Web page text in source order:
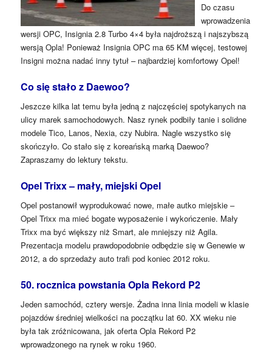
Do czasu
wprowadzenia
wersji OPC, Insignia 2.8 Turbo 4×4 była najdroższą i najszybszą
wersją Opla! Ponieważ Insignia OPC ma 65 KM więcej, testowej
Insigni można nadać inny tytuł – najbardziej komfortowy Opel!
Co się stało z Daewoo?
Jeszcze kilka lat temu była jedną z najczęściej spotykanych na
ulicy marek samochodowych. Nasz rynek podbiły tanie i solidne
modele Tico, Lanos, Nexia, czy Nubira. Nagle wszystko się
skończyło. Co stało się z koreańską marką Daewoo?
Zapraszamy do lektury tekstu.
Opel Trixx – mały, miejski Opel
Opel postanowił wyprodukować nowe, małe autko miejskie –
Opel Trixx ma mieć bogate wyposażenie i wykończenie. Mały
Trixx ma być większy niż Smart, ale mniejszy niż Agila.
Prezentacja modelu prawdopodobnie odbędzie się w Genewie w
2012, a do sprzedaży auto trafi pod koniec 2012 roku.
50. rocznica powstania Opla Rekord P2
Jeden samochód, cztery wersje. Żadna inna linia modeli w klasie
pojazdów średniej wielkości na początku lat 60. XX wieku nie
była tak zróżnicowana, jak oferta Opla Rekord P2
wprowadzonego na rynek w roku 1960.